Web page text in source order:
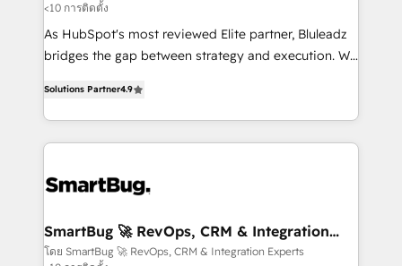
enterprise platform. Proprietary apps extend
HubSpot beyond standard configurations. -AI-
FIRST- AI across customer-facing operations to
unlock efficiency at scale. From predictive
intelligence to conversational AI, we turn data into
action and automation into competitive advantage.
accreditations
<10 การติดตั้ง
As HubSpot's most reviewed Elite partner, Bluleadz
bridges the gap between strategy and execution. We
Operating System (GTM OS) to align your leadership
and engineer a portal that drives predictable
revenue velocity. 🚀 GTM Strategy & Alignment
stalling growth. Fix your ICP, Math, and Story to stop
Scalable Architecture: Zero-technical-debt setup
across all Hubs, validated by our 7 HubSpot
Solutions Partner4.9
SmartBug 🚀 RevOps, CRM & Integration
Experts
โดย SmartBug 🚀 RevOps, CRM & Integration Experts